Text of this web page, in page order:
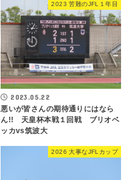
2023 苦難のJFL１年目
2023.05.22
悪いが皆さんの期待通りにはなら
ん!! 天皇杯本戦１回戦 ブリオベ
ッカvs筑波大
2026 大事なJFLカップ